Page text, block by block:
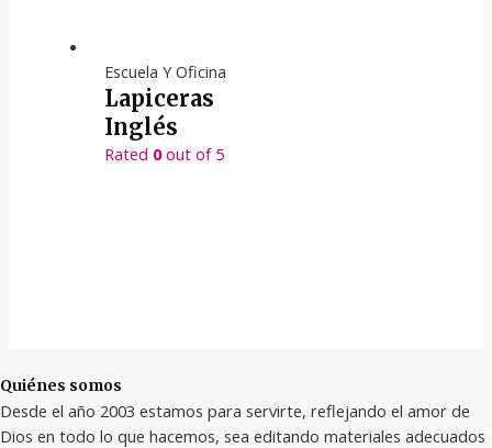
Escuela Y Oficina
Lapiceras
Inglés
Rated 0out of 5
Quiénes somos
Desde el año 2003 estamos para servirte, reflejando el amor de
Dios en todo lo que hacemos, sea editando materiales adecuados